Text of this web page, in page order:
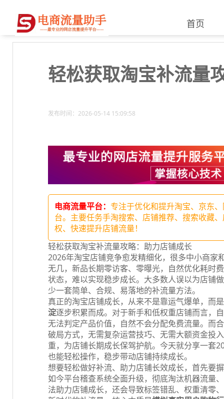
首页
轻松获取淘宝补流量
发布时间：2026-05-14 15:09:58
电商流量平台： 专注于优化和提升淘宝、京东
台。主要任务手淘搜索、店铺推荐、搜索收藏
权、快速提升店铺流量！
轻松获取淘宝补流量攻略：助力店铺成长
2026年淘宝店铺竞争愈发精细化，很多中小商家
无几，新品长期零访客、零曝光，自然优化耗时
状态，难以实现稳步成长。大多数人误以为店铺
少一套简单、合规、易落地的补流量方法。
真正的淘宝店铺成长，从来不是靠运气爆单，而
淀逐步积累而成。对于新手和低权重店铺而言，
无法判定产品价值，自然不会分配免费流量。而
破局方式，无需复杂运营技巧、无需大额资金投
重，为店铺长期成长保驾护航。今天就分享一套
也能轻松操作，稳步带动店铺持续成长。
想要轻松做好补流、助力店铺长效成长，首先要
如今平台稽查系统全面升级，彻底淘汰机器流量
法助力店铺成长，还会导致标签错乱、权重清零